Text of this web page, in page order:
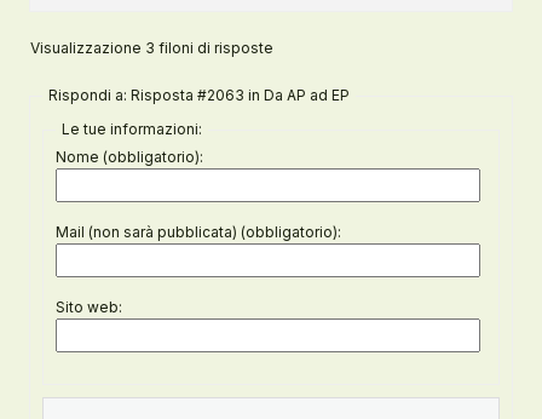
Visualizzazione 3 filoni di risposte
Rispondi a: Risposta #2063 in Da AP ad EP
Le tue informazioni:
Nome (obbligatorio):
Mail (non sarà pubblicata) (obbligatorio):
Sito web: